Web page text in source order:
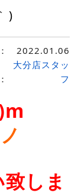
)
2022.01.06
大分店スタッ
フ
しま